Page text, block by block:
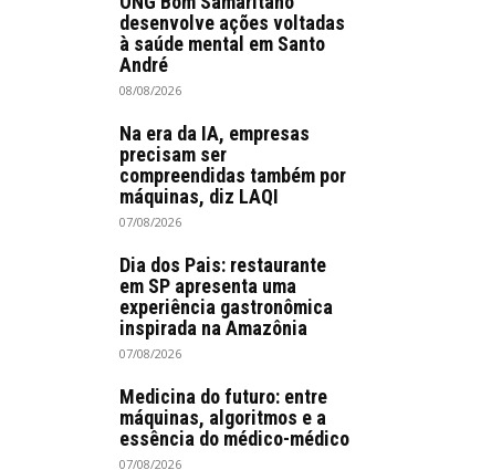
desenvolve ações voltadas
à saúde mental em Santo
André
08/08/2026
Na era da IA, empresas
precisam ser
compreendidas também por
máquinas, diz LAQI
07/08/2026
Dia dos Pais: restaurante
em SP apresenta uma
experiência gastronômica
inspirada na Amazônia
07/08/2026
Medicina do futuro: entre
máquinas, algoritmos e a
essência do médico-médico
07/08/2026